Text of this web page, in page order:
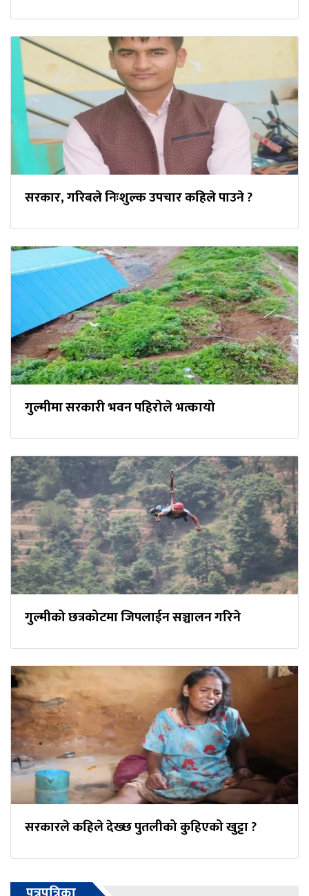
सरकार, गरिबले निःशुल्क उपचार कहिले पाउने ?
गुल्मीमा सरकारी भवन पहिरोले भत्कायो
गुल्मीको छत्रकोटमा जिपलाईन सञ्चालन गरिने
सरकारले कहिले देख्छ पुतलीको कुहिएको खुट्टा ?